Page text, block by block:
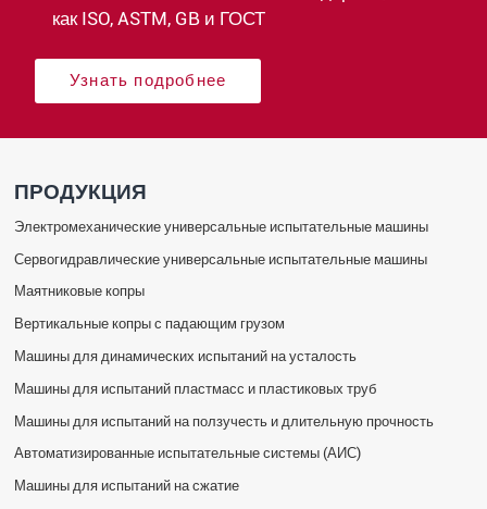
как ISO, ASTM, GB и ГОСТ
Узнать подробнее
ПРОДУКЦИЯ
Электромеханические универсальные испытательные машины
Сервогидравлические универсальные испытательные машины
Маятниковые копры
Вертикальные копры с падающим грузом
Машины для динамических испытаний на усталость
Машины для испытаний пластмасс и пластиковых труб
Машины для испытаний на ползучесть и длительную прочность
Автоматизированные испытательные системы (АИС)
Машины для испытаний на сжатие